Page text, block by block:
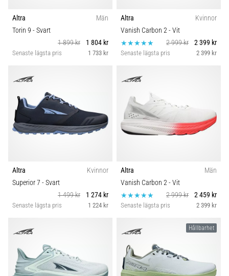
Altra
Män
Torin 9 - Svart
1 899 kr
1 804 kr
Senaste lägsta pris 1 733 kr
Altra
Kvinnor
Vanish Carbon 2- Vit
2 999 kr
2 399 kr
Senaste lägsta pris 2 399 kr
Altra
Kvinnor
Superior 7 - Svart
1 499 kr
1 274 kr
Senaste lägsta pris 1 224 kr
Altra
Män
Vanish Carbon 2- Vit
2 999 kr
2 459 kr
Senaste lägsta pris 2 399 kr
Hållbarhet